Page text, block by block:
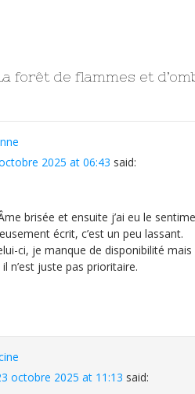
forêt de flammes et
2025 at 06:43 said:
brisée et ensuite j’ai eu le
écrit, c’est un peu lassant.
ci, je manque de disponibilité
n’est juste pas prioritaire.
octobre 2025 at 11:13 said: